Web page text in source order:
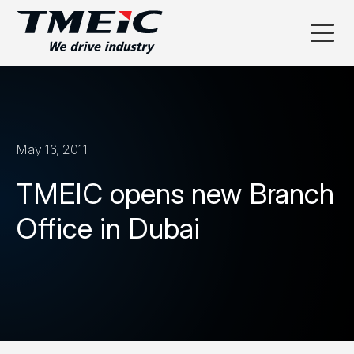
May 16, 2011
TMEIC opens new Branch
Office in Dubai